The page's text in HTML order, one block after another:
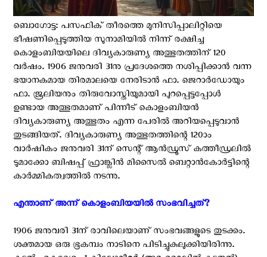
ബൊഗോട്ട: പസഫിക് തീരത്തെ മുനിസിപ്പാലിറ്റിയെ
ഭീഷണിപ്പെടുത്തിയ സുനാമിയിൽ നിന്ന് രക്ഷിച്ച
കൊളംബിയയിലെ ദിവ്യകാരുണ്യ അത്ഭുതത്തിന് 120
വർഷം. 1906 ജനുവരി 31നു പ്രദേശത്തെ നശിപ്പിക്കാൻ വന്ന
ഭയാനകമായ തിരമാലയെ നേരിടാൻ ഫാ. ജെറാർഡോയും
ഫാ. ജൂലിയനും തിരുവോസ്തിയുമായി പുറപ്പെട്ടപ്പോൾ
ഉണ്ടായ അത്ഭുതമാണ് പിന്നീട് കൊളംബിയന്‍
ദിവ്യകാരുണ്യ അത്ഭുതം എന്ന പേരില്‍ അറിയപ്പെടുവാന്‍
തുടങ്ങിയത്. ദിവ്യകാരുണ്യ അത്ഭുതത്തിന്റെ 120ാം
വാര്‍ഷികം ജനുവരി 31ന് സെന്റ് ആൻഡ്രൂസ് കത്തീഡ്രലിൽ
ടുമാക്കോ ബിഷപ്പ് ഫ്രാങ്ക്ലിൻ മിസൈൽ ബെറ്റാൻകോർട്ടിന്റെ
കാര്‍മ്മികത്വത്തില്‍ നടന്നു.
എന്താണ് അന്ന് കൊളംബിയയില്‍ സംഭവിച്ചത്?
1906 ജനുവരി 31ന് രാവിലെയാണ് സംഭവങ്ങളുടെ തുടക്കം.
ശക്തമായ ഒരു ഭൂകമ്പം നാടിനെ പിടിച്ചുകുലുക്കിയിരിന്നു.